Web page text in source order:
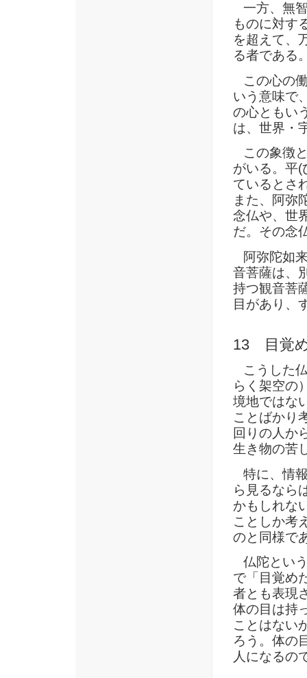
一方、無
ものに対す
を超えて、
る者である
この心の
いう意味で
の心ともい
は、世界・
この象徴
がいる。平(
ているとさ
また、阿弥
念仏や、世
だ。その念
阿弥陀如
音菩薩は、
持つ観音菩
目があり、
13 目覚
こうした
らく架空の
境地ではな
ことばかり
回りの人か
生き物の苦
特に、情
ら見るなら
かもしれな
ことしか考
のと同様で
仏陀とい
で「目覚め
者とも表現
体の目は持
ことはない
ろう。体の
人になるの